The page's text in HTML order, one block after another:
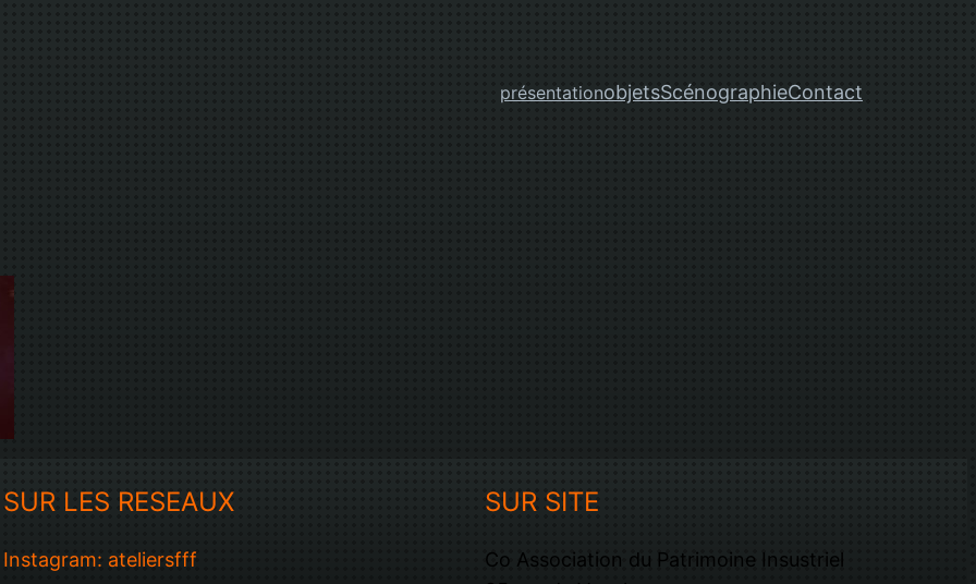
présentationobjetsScénographieContact
SUR LES RESEAUX
Instagram: ateliersfff
SUR SITE
Co Association du Patrimoine Insustriel